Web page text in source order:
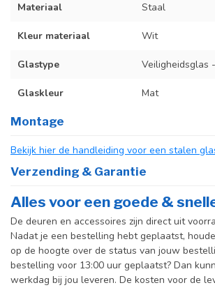
Materiaal Staal
Kleur materiaal Wit
Glastype Veiligheidsglas
Glaskleur Mat
Montage
Bekijk hier de handleiding voor een stalen
Verzending & Garantie
Alles voor een goede &
De deuren en accessoires zijn direct uit
Nadat je een bestelling hebt geplaatst,
op de hoogte over de status van jouw
bestelling voor 13:00 uur geplaatst? Dan
werkdag bij jou leveren. De kosten voor de